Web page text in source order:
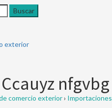
exterior
nfgvbg
comercio exterior› Importaciones